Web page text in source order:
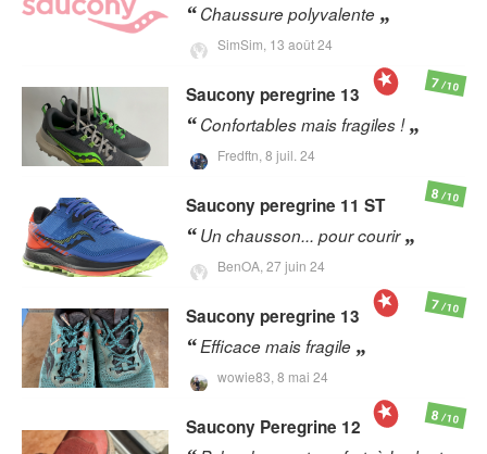
Chaussure polyvalente
SimSim, 13 août 24
Saucony peregrine 13
Confortables mais fragiles !
Fredftn, 8 juil. 24
7/10
Saucony peregrine 11 ST
Un chausson... pour courir
BenOA, 27 juin 24
8/10
Saucony peregrine 13
Efficace mais fragile
wowie83, 8 mai 24
7/10
Saucony Peregrine 12 8/10